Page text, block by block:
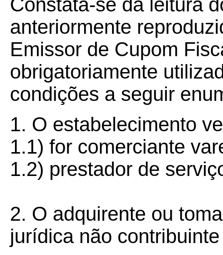
Constata-se da leitura
anteriormente
Emissor de Cupom
obrigatoriamente
condições a seguir
1. O estabelecimento
1.1) for comerciante
1.2) prestador de
2. O adquirente ou
jurídica não